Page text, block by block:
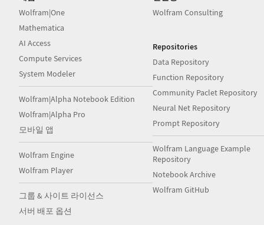
Wolfram|One
Mathematica
AI Access
Compute Services
System Modeler
Wolfram|Alpha Notebook Edition
Wolfram|Alpha Pro
모바일 앱
Wolfram Engine
Wolfram Player
그룹 & 사이트 라이선스
서버 배포 옵션
Wolfram Consulting
Repositories
Data Repository
Function Repository
Community Paclet Repository
Neural Net Repository
Prompt Repository
Wolfram Language Example
Repository
Notebook Archive
Wolfram GitHub